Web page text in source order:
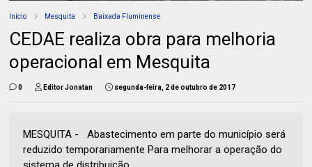
Início Mesquita Baixada Fluminense
CEDAE realiza obra para melhoria
operacional em Mesquita
0 Editor Jonatan segunda-feira, 2 de outubro de 2017
MESQUITA - Abastecimento em parte do município será
reduzido temporariamente Para melhorar a operação do